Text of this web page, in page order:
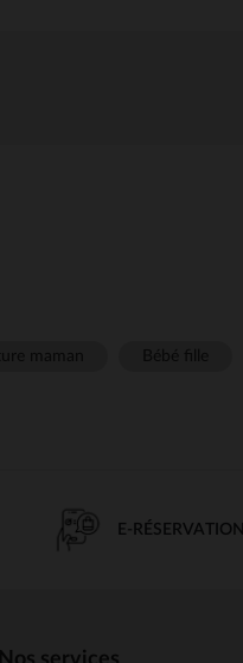
E-RÉSERVATION